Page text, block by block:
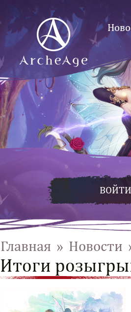
ВОЙТИ
Главная » Новости
Итоги